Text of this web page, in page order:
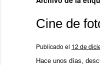
Cine de
Publicado el 12 de
Hace unos días,